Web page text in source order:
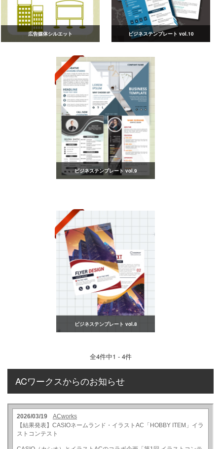
広告媒体シルエット ビジネステンプレート vol.10
ビジネステンプレート vol.9
ビジネステンプレート vol.8
全4件中1 - 4件
ACワークスからのお知らせ